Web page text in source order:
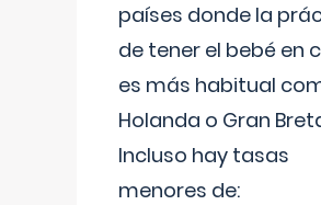
países donde la
de tener el bebé en
es más habitual
Holanda o Gran
Incluso hay tasas
menores de: